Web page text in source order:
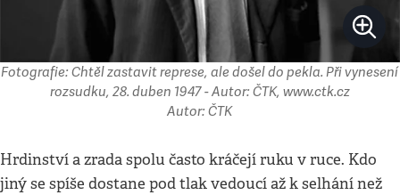
Fotografie: Chtěl zastavit represe, ale došel do pekla. Při vynesení
rozsudku, 28. duben 1947 - Autor: ČTK, www.ctk.cz
Autor: ČTK
Hrdinství a zrada spolu často kráčejí ruku v ruce. Kdo
jiný se spíše dostane pod tlak vedoucí až k selhání než